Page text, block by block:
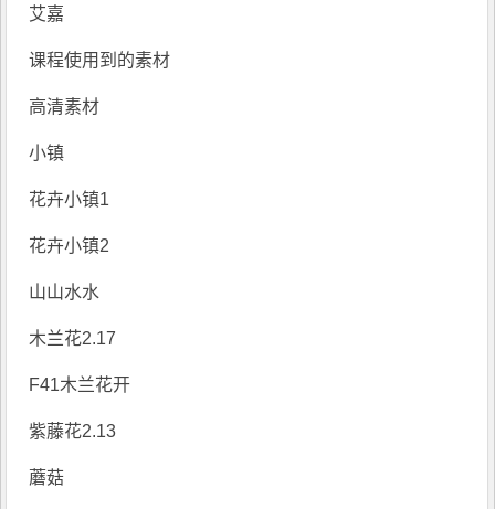
艾嘉
课程使用到的素材
高清素材
小镇
花卉小镇1
花卉小镇2
山山水水
木兰花2.17
F41木兰花开
紫藤花2.13
蘑菇